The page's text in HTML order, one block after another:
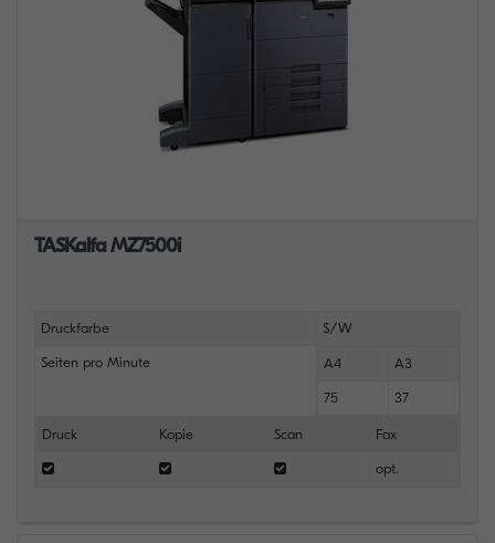
TASKalfa MZ7500i
Druckfarbe S/W
Seiten pro Minute A4 A3
75 37
Druck Kopie Scan Fax
opt.